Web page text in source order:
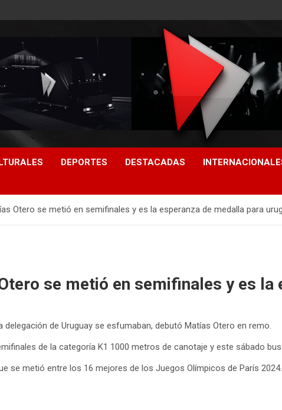
DEPORTES DESTACADAS
Otero se metió en semifinales y es la esperanza de medalla para
se metió en semifinales y es
de Uruguay se esfumaban, debutó Matías Otero en remo.
de la categoría K1 1000 metros de canotaje y este sábado
se metió entre los 16 mejores de los Juegos Olímpicos de París 2024.